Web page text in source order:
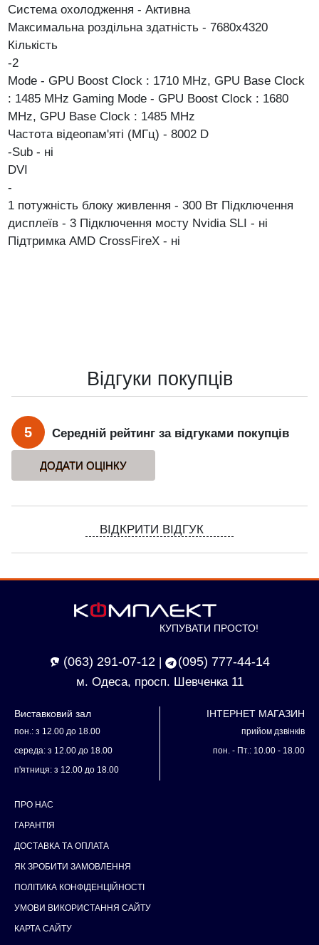
Система охолодження - Активна
Максимальна роздільна здатність - 7680x4320
Кількість
-2
Mode - GPU Boost Clock : 1710 MHz, GPU Base Clock
: 1485 MHz Gaming Mode - GPU Boost Clock : 1680
MHz, GPU Base Clock : 1485 MHz
Частота відеопам'яті (МГц) - 8002 D
-Sub - ні
DVI
-
1 потужність блоку живлення - 300 Вт Підключення
дисплеїв - 3 Підключення мосту Nvidia SLI - ні
Підтримка AMD CrossFireX - ні
Відгуки покупців
5 Середній рейтинг за відгуками покупців
ВІДКРИТИ ВІДГУК
КУПУВАТИ ПРОСТО!
(063) 291-07-12 (095) 777-44-14
м. Одеса, просп. Шевченка 11
Виставковий зал
пон.: з 12.00 до 18.00
середа: з 12.00 до 18.00
п'ятниця: з 12.00 до 18.00
ІНТЕРНЕТ МАГАЗИН
прийом дзвінків
пон. - Пт.: 10.00 - 18.00
ПРО НАС
ГАРАНТІЯ
ДОСТАВКА ТА ОПЛАТА
ЯК ЗРОБИТИ ЗАМОВЛЕННЯ
ПОЛІТИКА КОНФІДЕНЦІЙНОСТІ
УМОВИ ВИКОРИСТАННЯ САЙТУ
КАРТА САЙТУ